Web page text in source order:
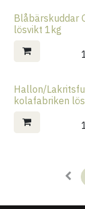
Blåbärskuddar
lösvikt 1kg
Hallon/
kolafabriken